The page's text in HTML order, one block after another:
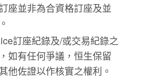
座並非為合資格訂座及並
訂座紀錄及/或交易紀錄之
如有任何爭議，恒生保留
他佐證以作核實之權利。